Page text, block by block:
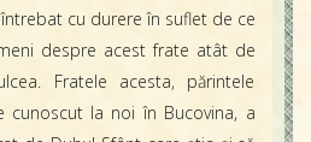
cu durere în suflet de ce
despre acest frate atât de
Fratele acesta, părintele
cunoscut la noi în Bucovina, a